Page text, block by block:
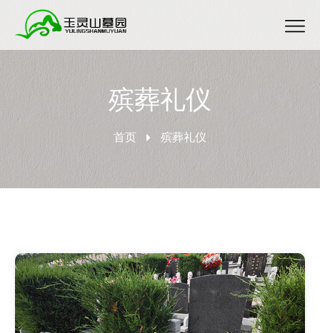
殡葬礼仪
首页 殡葬礼仪